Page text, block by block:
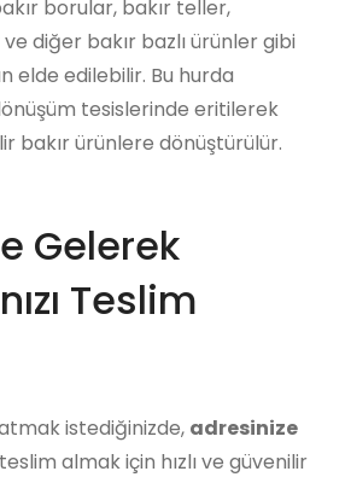
borular, bakır teller,
diğer bakır bazlı ürünler gibi
elde edilebilir. Bu hurda
tesislerinde eritilerek
bakır ürünlere dönüştürülür.
Gelerek
Teslim
istediğinizde, adresinize
almak için hızlı ve güvenilir